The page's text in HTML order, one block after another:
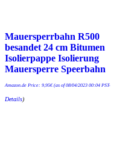
Mauersperrbahn R500
besandet 24 cm Bitumen
Isolierpappe Isolierung
Mauersperre Speerbahn
Amazon.de Price: 9,95€(as of 08/04/2023 00:04 PST-
Details)